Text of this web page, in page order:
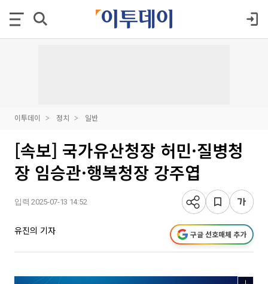
이투데이 정치 일반
[속보] 국가유산청장 허민·질병청
장 임승관·행복청장 강주엽
입력 2025-07-13 14:52
유진의 기자 구글 선호매체 추가